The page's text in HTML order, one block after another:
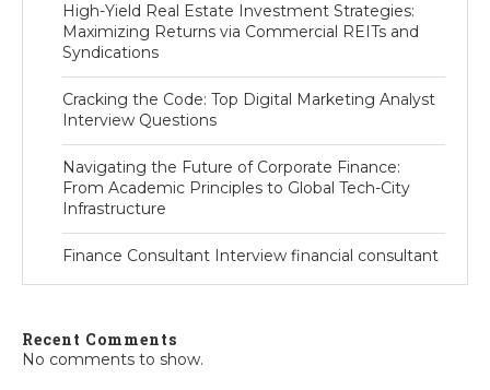
High-Yield Real Estate Investment Strategies:
Maximizing Returns via Commercial REITs and
Syndications
Cracking the Code: Top Digital Marketing Analyst
Interview Questions
Navigating the Future of Corporate Finance:
From Academic Principles to Global Tech-City
Infrastructure
Finance Consultant Interview financial consultant
Recent Comments
No comments to show.